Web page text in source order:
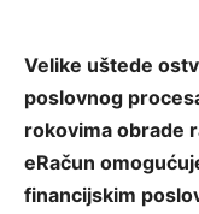
Velike uštede
poslovnog
rokovima obrade
eRačun
financijskim